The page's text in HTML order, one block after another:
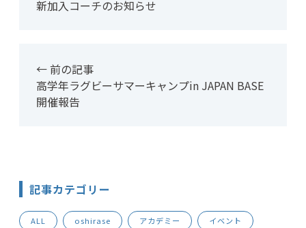
新加入コーチのお知らせ
← 前の記事
高学年ラグビーサマーキャンプin JAPAN BASE
開催報告
記事カテゴリー
ALL oshirase アカデミー イベント